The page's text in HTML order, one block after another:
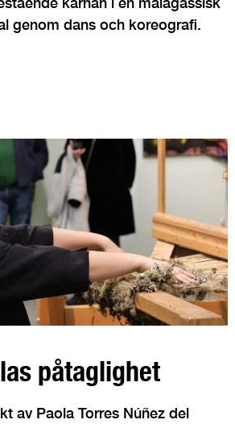
genom dans och koreografi.
påtaglighet
av Paola Torres Núñez del